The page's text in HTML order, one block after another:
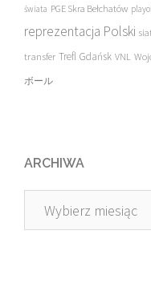
świata PGE Skra Bełchatów
reprezentacja Polski
transfer Trefl Gdańsk VNL
ボール
ARCHIWA
Archiwa